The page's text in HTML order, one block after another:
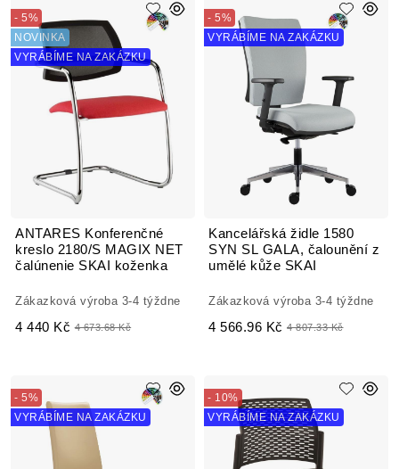
ANTARES Konferenčné
kreslo 2180/S MAGIX NET
čalúnenie SKAI koženka
- 5%
NOVINKA
VYRÁBÍME NA ZAKÁZKU
Zákazková výroba 3-4 týždne
4 440 Kč 4 673.68 Kč
Kancelářská židle 1580
SYN SL GALA, čalounění z
umělé kůže SKAI
- 5%
VYRÁBÍME NA ZAKÁZKU
Zákazková výroba 3-4 týždne
4 566.96 Kč 4 807.33 Kč
- 5%
VYRÁBÍME NA ZAKÁZKU
- 10%
VYRÁBÍME NA ZAKÁZKU